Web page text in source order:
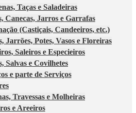
Taças e Saladeiras
Canecas, Jarros e Garrafas
(Castiçais, Candeeiros, etc.)
Jarrões, Potes, Vasos e Floreiras
Saleiros e Especieiros
Salvas e Covilhetes
e parte de Serviços
Travessas e Molheiras
e Areeiros